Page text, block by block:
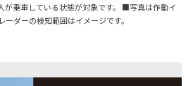
乗車している状態が対象です。 ■写真は作動イ
ダーの検知範囲はイメージです。